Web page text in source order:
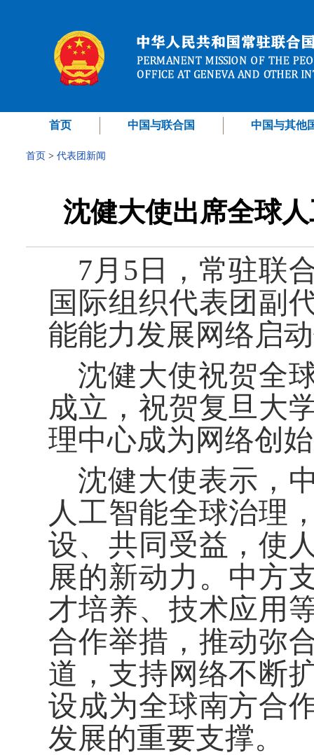
首页 中国与联合国 中国与其他
首页 > 代表团新闻
沈健大使出席全球
7月5日，常驻联
国际组织代表团副
能能力发展网络启
沈健大使祝贺全
成立，祝贺复旦大
理中心成为网络创
沈健大使表示，
人工智能全球治理
设、共同受益，使
展的新动力。中方
才培养、技术应用
合作举措，推动弥
道，支持网络不断
设成为全球南方合
发展的重要支撑。